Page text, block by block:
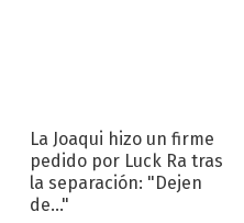
La Joaqui hizo un firme
pedido por Luck Ra tras
la separación: "Dejen
de..."